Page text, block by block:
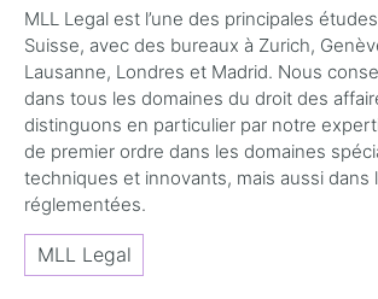
MLL Legal est l’une des principales
Suisse, avec des bureaux à Zurich,
Lausanne, Londres et Madrid. Nous
dans tous les domaines du droit des
distinguons en particulier par notre
de premier ordre dans les domaines
techniques et innovants, mais aussi dans
réglementées.
MLL Legal